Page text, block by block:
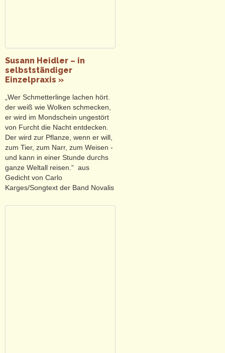
Susann Heidler – in
selbstständiger
Einzelpraxis »
„Wer Schmetterlinge lachen hört.
der weiß wie Wolken schmecken,
er wird im Mondschein ungestört
von Furcht die Nacht entdecken.
Der wird zur Pflanze, wenn er will,
zum Tier, zum Narr, zum Weisen -
und kann in einer Stunde durchs
ganze Weltall reisen.“ aus
Gedicht von Carlo
Karges/Songtext der Band Novalis